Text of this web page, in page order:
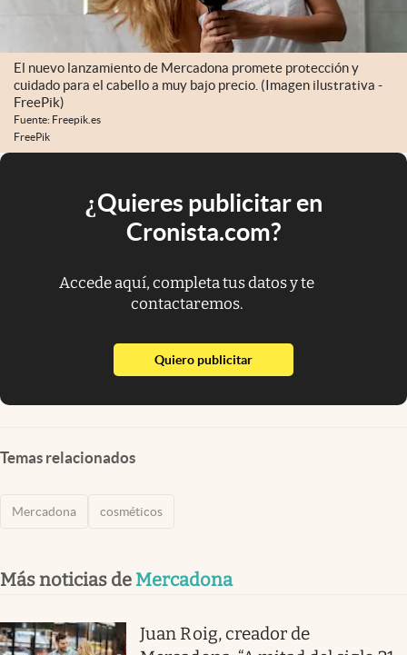
El nuevo lanzamiento de Mercadona promete protección y
cuidado para el cabello a muy bajo precio. (Imagen ilustrativa -
FreePik)
Fuente: Freepik.es
FreePik
¿Quieres publicitar en
Cronista.com?
Accede aquí, completa tus datos y te
contactaremos.
Quiero publicitarabre en nueva pestaña
Temas relacionados
Mercadona cosméticos
Más noticias de Mercadona
Juan Roig, creador de